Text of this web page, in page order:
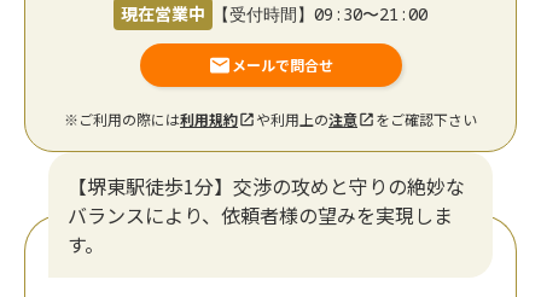
現在営業中 【受付時間】09:30〜21:00
メールで問合せ
※ご利用の際には利用規約 や利用上の注意 をご確認下さい
【堺東駅徒歩1分】交渉の攻めと守りの絶妙な
バランスにより、依頼者様の望みを実現しま
す。